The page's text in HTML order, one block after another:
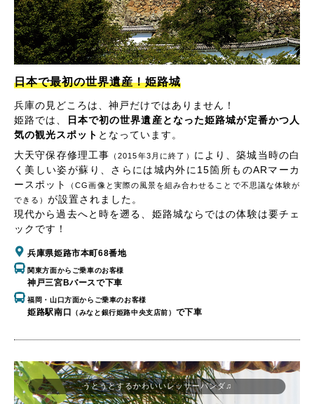
日本で最初の世界遺産！姫路城
兵庫の見どころは、神戸だけではありません！
姫路では、
日本で初の世界遺産となった姫路城が定番かつ人
気の観光スポット となっています。
大天守保存修理工事
（2015年3月に終了）
により、築城当時の白
く美しい姿が蘇り、さらには城内外に15箇所ものARマーカ
ースポット
（CG画像と実際の風景を組み合わせることで不思議な体験が
できる） が設置されました。
現代から過去へと時を遡る、姫路城ならではの体験は要チェ
ックです！
兵庫県姫路市本町68番地
関東方面からご乗車のお客様
神戸三宮Bバースで下車
福岡・山口方面からご乗車のお客様
姫路駅南口 （みなと銀行姫路中央支店前） で下車
うとうとするかわいいレッサーパンダ♫